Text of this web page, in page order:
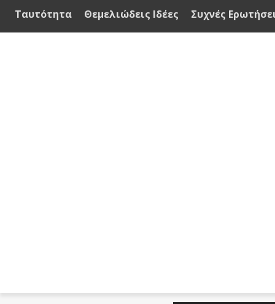
Ταυτότητα Θεμελιώδεις Ιδέες Συχνές